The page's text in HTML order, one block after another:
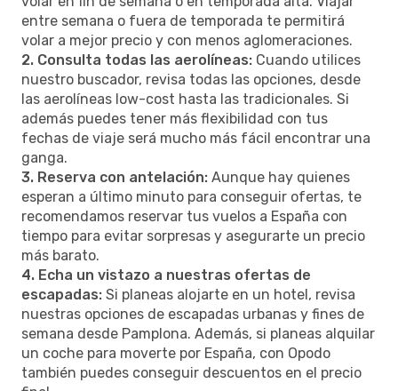
entre semana o fuera de temporada te permitirá
volar a mejor precio y con menos aglomeraciones.
2. Consulta todas las aerolíneas: Cuando utilices
nuestro buscador, revisa todas las opciones, desde
las aerolíneas low-cost hasta las tradicionales. Si
además puedes tener más flexibilidad con tus
fechas de viaje será mucho más fácil encontrar una
ganga.
3. Reserva con antelación: Aunque hay quienes
esperan a último minuto para conseguir ofertas, te
recomendamos reservar tus vuelos a España con
tiempo para evitar sorpresas y asegurarte un precio
más barato.
4. Echa un vistazo a nuestras ofertas de
escapadas: Si planeas alojarte en un hotel, revisa
nuestras opciones de escapadas urbanas y fines de
semana desde Pamplona. Además, si planeas alquilar
un coche para moverte por España, con Opodo
también puedes conseguir descuentos en el precio